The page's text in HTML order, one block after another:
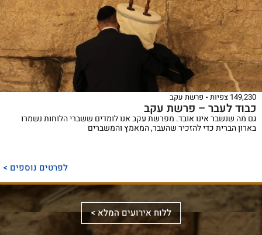
149,230 צפיות פרשת עקב
כבוד לעבר – פרשת עקב
גם מה שנשבר אינו אובד. מפרשת עקב אנו לומדים ששברי הלוחות נשמרו
בארון הברית כדי להזכיר שהעבר, המאמץ והמשברים
לפרטים נוספים >
ללוח אירועים המלא >
לראשונה,
את
באמצעות
ספר
מפואר